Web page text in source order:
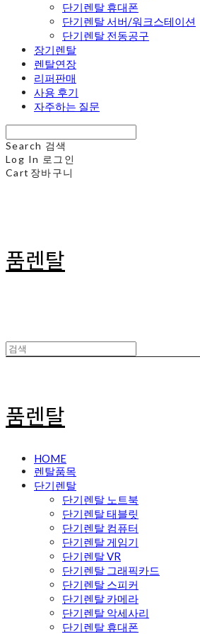
단기렌탈 휴대폰
단기렌탈 서버/워크스테이션
단기렌탈 전동공구
장기렌탈
렌탈연장
리퍼판매
사용 후기
자주하는 질문
Search 검색
Log In 로그인
Cart 장바구니
품렌탈
품렌탈
HOME
렌탈품목
단기렌탈
단기렌탈 노트북
단기렌탈 태블릿
단기렌탈 컴퓨터
단기렌탈 게임기
단기렌탈 VR
단기렌탈 그래픽카드
단기렌탈 스피커
단기렌탈 카메라
단기렌탈 악세사리
단기렌탈 휴대폰